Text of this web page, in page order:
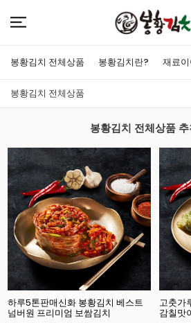
봉황김치 전체상품 봉황김치란? 재료
봉황김치 전체상품
봉황김치 전체상품
하루5톤판매신화 봉황김치 베스트
넘버원 프리미엄 보쌈김치
고춧가
감칠맛